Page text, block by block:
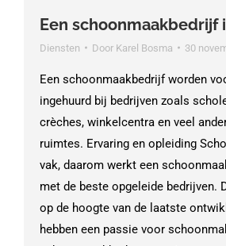
Een schoonmaakbedrijf
Diensten Door Karel Bosma 30
Een schoonmaakbedrijf worden
ingehuurd bij bedrijven zoals
crèches, winkelcentra en veel
ruimtes. Ervaring en opleiding
vak, daarom werkt een
met de beste opgeleide bedrijven.
op de hoogte van de laatste
hebben een passie voor